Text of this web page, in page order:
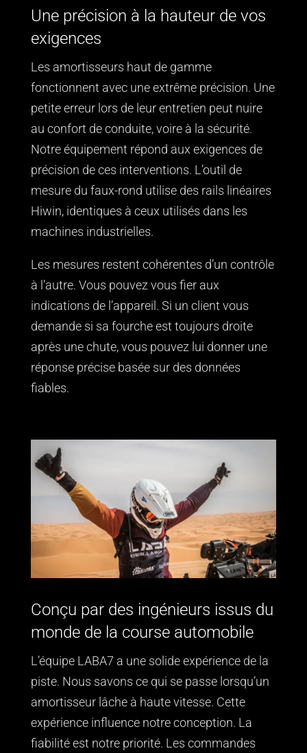
Une précision à la hauteur de vos
exigences
Les amortisseurs haut de gamme
fonctionnent avec une extrême précision. Une
petite erreur lors de leur entretien peut nuire
au confort de conduite, voire à la sécurité.
Notre équipement répond aux exigences de
précision de ces interventions. L’outil de
mesure du faux-rond utilise des rails linéaires
Hiwin, identiques à ceux utilisés dans les
machines industrielles.
Les mesures restent cohérentes d’un contrôle
à l’autre. Vous pouvez vous fier aux
indications de l’appareil. Si un client vous
demande si sa fourche est toujours droite
après une chute, vous pouvez lui donner une
réponse précise basée sur des données
fiables.
Conçu par des ingénieurs issus du
monde de la course automobile
L’équipe LABA7 a une solide expérience de la
piste. Nous savons ce qui se passe lorsqu’un
amortisseur lâche à haute vitesse. Cette
expérience influence notre conception. La
fiabilité est notre priorité. Les commandes